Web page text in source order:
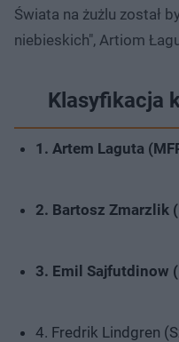
Świata na żużlu został
niebieskich", Artiom
Klasyfikacja
1. Artem Laguta
2. Bartosz Zmarzlik
3. Emil Sajfutdinow
4. Fredrik Lindgren